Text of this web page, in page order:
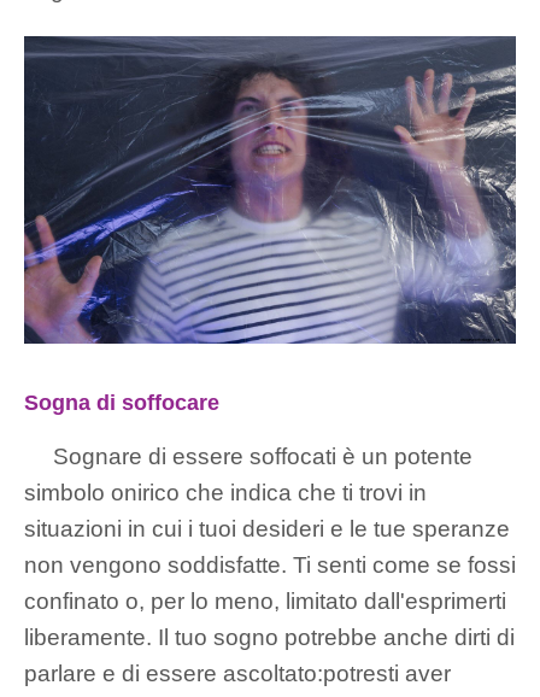
Sogna di soffocare
Sognare di essere soffocati è un potente
simbolo onirico che indica che ti trovi in ​​
situazioni in cui i tuoi desideri e le tue speranze
non vengono soddisfatte. Ti senti come se fossi
confinato o, per lo meno, limitato dall'esprimerti
liberamente. Il tuo sogno potrebbe anche dirti di
parlare e di essere ascoltato:potresti aver